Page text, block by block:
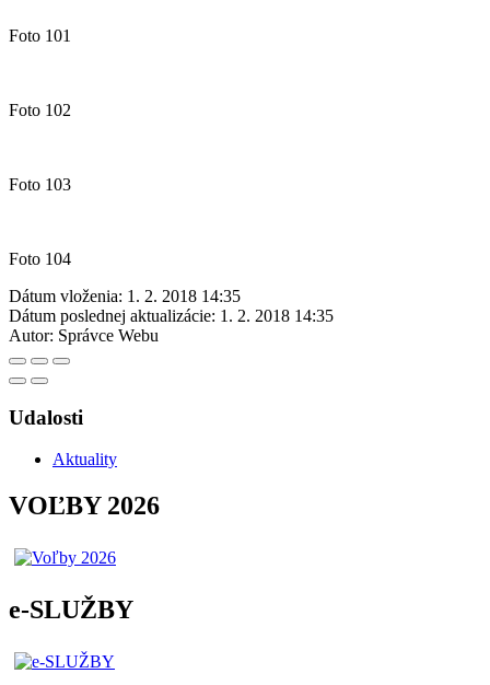
Foto 101
Foto 102
Foto 103
Foto 104
Dátum vloženia: 1. 2. 2018 14:35
Dátum poslednej aktualizácie: 1. 2. 2018 14:35
Autor: Správce Webu
Udalosti
Aktuality
VOĽBY 2026
e-SLUŽBY